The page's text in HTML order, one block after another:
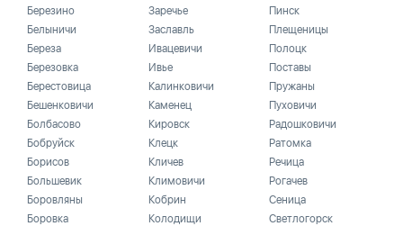
Березино
Белыничи
Береза
Березовка
Берестовица
Бешенковичи
Болбасово
Бобруйск
Борисов
Большевик
Боровляны
Боровка
Заречье
Заславль
Ивацевичи
Ивье
Калинковичи
Каменец
Кировск
Клецк
Кличев
Климовичи
Кобрин
Колодищи
Пинск
Плещеницы
Полоцк
Поставы
Пружаны
Пуховичи
Радошковичи
Ратомка
Речица
Рогачев
Сеница
Светлогорск